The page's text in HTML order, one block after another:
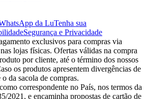
da LuTenha sua
Segurança e Privacidade
exclusivos para compras via
lojas físicas. Ofertas válidas na compra
por cliente, até o término dos nossos
os produtos apresentem divergências de
da sacola de compras.
correspondente no País, nos termos da
2021, e encaminha propostas de cartão de